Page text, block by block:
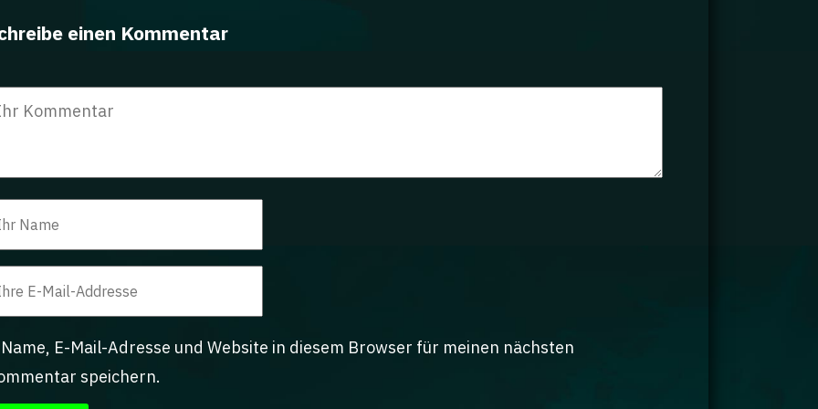
einen Kommentar
Name, E-Mail-Adresse und Website in diesem Browser für meinen nächsten
speichern.